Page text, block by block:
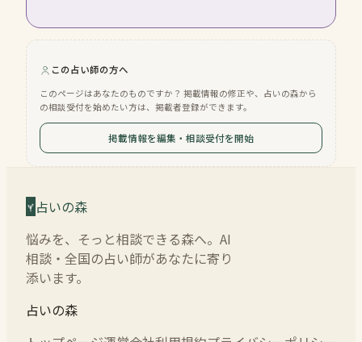
この占い師の方へ
このページはあなたのものですか？ 掲載情報の修正や、占いの森から
の相談受付を始めたい方は、掲載者登録ができます。
掲載情報を編集・相談受付を開始
占いの森
悩みを、そっと相談できる森へ。AI
相談・全国の占い師があなたに寄り
添います。
占いの森